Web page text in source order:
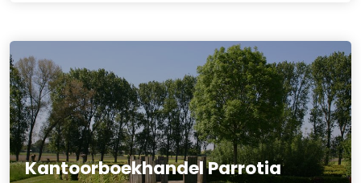
Kantoorboekhandel Parrotia